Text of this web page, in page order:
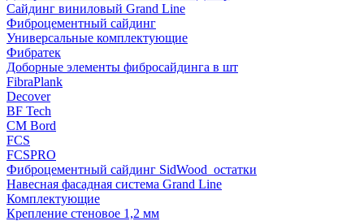
Сайдинг виниловый Grand Line
Фиброцементный сайдинг
Универсальные комплектующие
Фибратек
Доборные элементы фибросайдинга в шт
FibraPlank
Decover
BF Tech
CM Bord
FCS
FCSPRO
Фиброцементный сайдинг SidWood_остатки
Навесная фасадная система Grand Line
Комплектующие
Крепление стеновое 1,2 мм